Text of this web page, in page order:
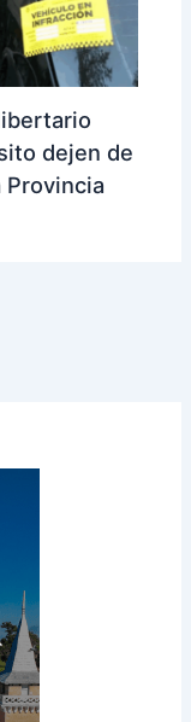
dejen de
Provincia